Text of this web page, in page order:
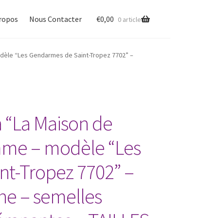
Nous Contacter
€0,00 0 article
“Les Gendarmes de Saint-Tropez 7702” –
Maison de
– modèle “Les
Tropez 7702” –
– semelles